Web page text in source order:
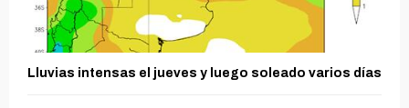
Lluvias intensas el jueves y luego soleado varios días